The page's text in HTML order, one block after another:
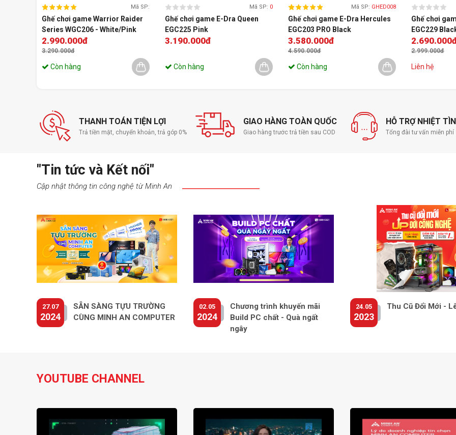
sạch sẽ.
Kê Tay 2D
Góc Đứng và Nằm Điều Chỉnh Linh Hoạt
Mã SP:
Ghế chơi game Warrior Raider
Series WGC206 - White/Pink
2.990.000đ
3.290.000đ
Còn hàng
Mã SP: 0
Ghế chơi game E-Dra Queen
EGC225 Pink
3.190.000đ
Còn hàng
Mã SP: GHED008
Ghế chơi game E-Dra Hercules
EGC203 PRO Black
3.580.000đ
4.590.000đ
Còn hàng
Ghế chơi
EGC229
2.999.000đ
Liên hệ
THANH TOÁN TIỆN LỢI
Trả tiền mặt, chuyển khoản, trả góp 0%
GIAO HÀNG TOÀN QUỐC
Giao hàng trước trả tiền sau COD
HỖ TRỢ NHIỆT
Tổng đài tư vấn miễn phí
"Tin tức và Kết nối"
Cập nhật thông tin công nghệ từ Minh An
27.07
2024
SẴN SÀNG TỰU TRƯỜNG
CÙNG MINH AN COMPUTER
02.05
2024
Chương trình khuyến mãi
Build PC chất - Quà ngất
ngây
24.05
2023
Thu Cũ Đổi Mới -
YOUTUBE CHANNEL